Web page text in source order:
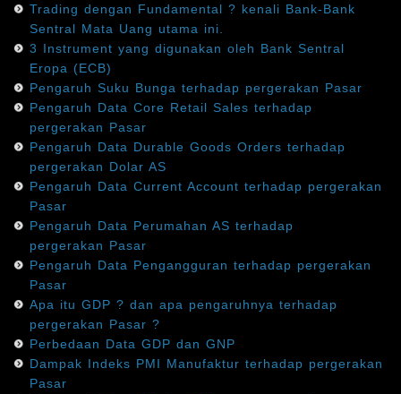
Trading dengan Fundamental ? kenali Bank-Bank
Sentral Mata Uang utama ini.
3 Instrument yang digunakan oleh Bank Sentral
Eropa (ECB)
Pengaruh Suku Bunga terhadap pergerakan Pasar
Pengaruh Data Core Retail Sales terhadap
pergerakan Pasar
Pengaruh Data Durable Goods Orders terhadap
pergerakan Dolar AS
Pengaruh Data Current Account terhadap pergerakan
Pasar
Pengaruh Data Perumahan AS terhadap
pergerakan Pasar
Pengaruh Data Pengangguran terhadap pergerakan
Pasar
Apa itu GDP ? dan apa pengaruhnya terhadap
pergerakan Pasar ?
Perbedaan Data GDP dan GNP
Dampak Indeks PMI Manufaktur terhadap pergerakan
Pasar